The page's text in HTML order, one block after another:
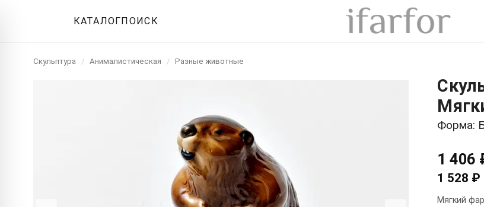
КАТАЛОГПОИСК
Скульптура / Анималистическая / Разные животные
Форма:
1 406
1 528 ₽
Мягкий